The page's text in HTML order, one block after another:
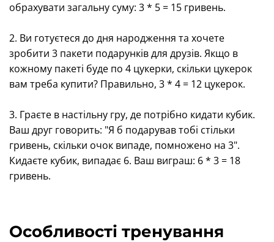
обрахувати загальну суму: 3 * 5 = 15 гривень.
2. Ви готуєтеся до дня народження та хочете
зробити 3 пакети подарунків для друзів. Якщо в
кожному пакеті буде по 4 цукерки, скільки цукерок
вам треба купити? Правильно, 3 * 4 = 12 цукерок.
3. Граєте в настільну гру, де потрібно кидати кубик.
Ваш друг говорить: "Я б подарував тобі стільки
гривень, скільки очок випаде, помножено на 3".
Кидаєте кубик, випадає 6. Ваш виграш: 6 * 3 = 18
гривень.
Особливості тренування